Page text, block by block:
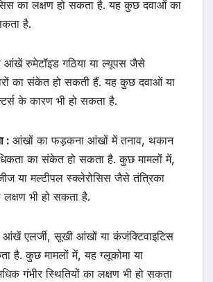
का लक्षण हो सकता है. यह कुछ दवाओं का
है.
आंखें रुमेटॉइड गठिया या ल्यूपस जैसे
का संकेत हो सकती हैं. यह कुछ दवाओं या
के कारण भी हो सकता है.
: आंखों का फड़कना आंखों में तनाव, थकान
का संकेत हो सकता है. कुछ मामलों में,
या मल्टीपल स्क्लेरोसिस जैसे तंत्रिका
लक्षण भी हो सकता है.
एलर्जी, सूखी आंखों या कंजंक्टिवाइटिस
है. कुछ मामलों में, यह ग्लूकोमा या
गंभीर स्थितियों का लक्षण भी हो सकता